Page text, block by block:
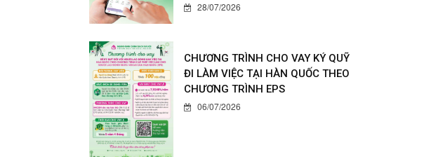
28/07/2026
CHƯƠNG TRÌNH CHO VAY KÝ QUỸ
ĐI LÀM VIỆC TẠI HÀN QUỐC THEO
CHƯƠNG TRÌNH EPS
06/07/2026